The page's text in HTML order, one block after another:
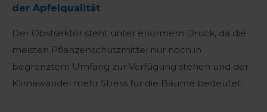
der Apfelqualität
Der Obstsektor steht unter enormem Druck, da die
meisten Pflanzenschutzmittel nur noch in
begrenztem Umfang zur Verfügung stehen und der
Klimawandel mehr Stress für die Bäume bedeutet.